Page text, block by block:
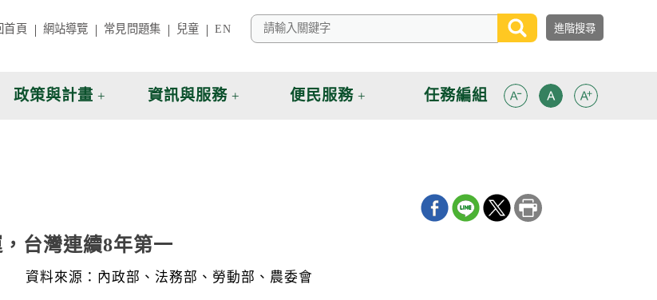
首頁 網站導覽 常見問題集 兒童 EN
政策與計畫 資訊與服務 便民服務 任務編組
台灣連續8年第一
資料來源：內政部、法務部、勞動部、農委會